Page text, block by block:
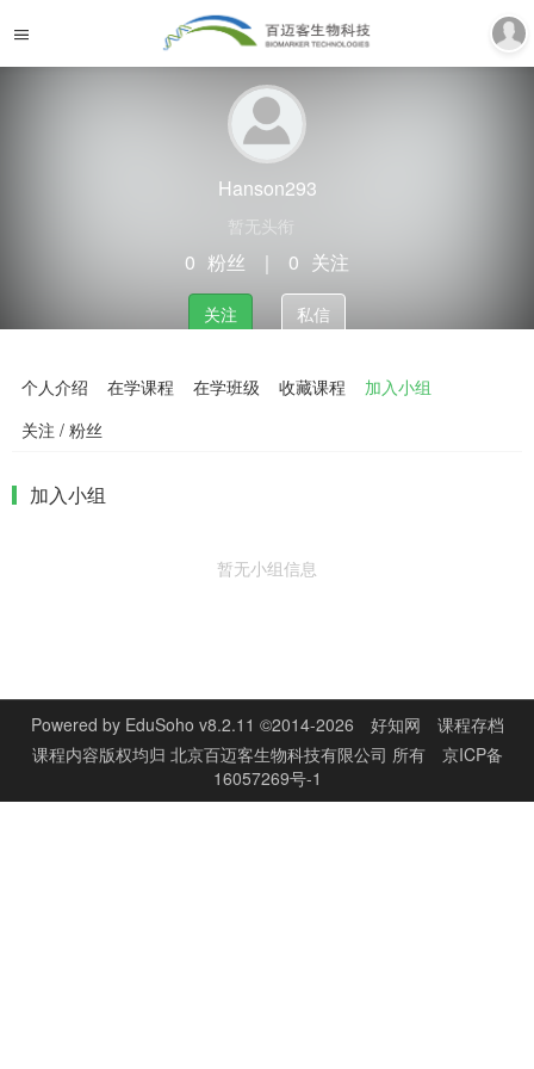
Hanson293
暂无头衔
0 粉丝 ｜ 0 关注
关注 私信
个人介绍 在学课程 在学班级 收藏课程
加入小组
关注 / 粉丝
加入小组
暂无小组信息
Powered by EduSoho v8.2.11 ©2014-2026 好知网
课程存档
课程内容版权均归 北京百迈客生物科技有限公司 所有
京ICP备
16057269号-1